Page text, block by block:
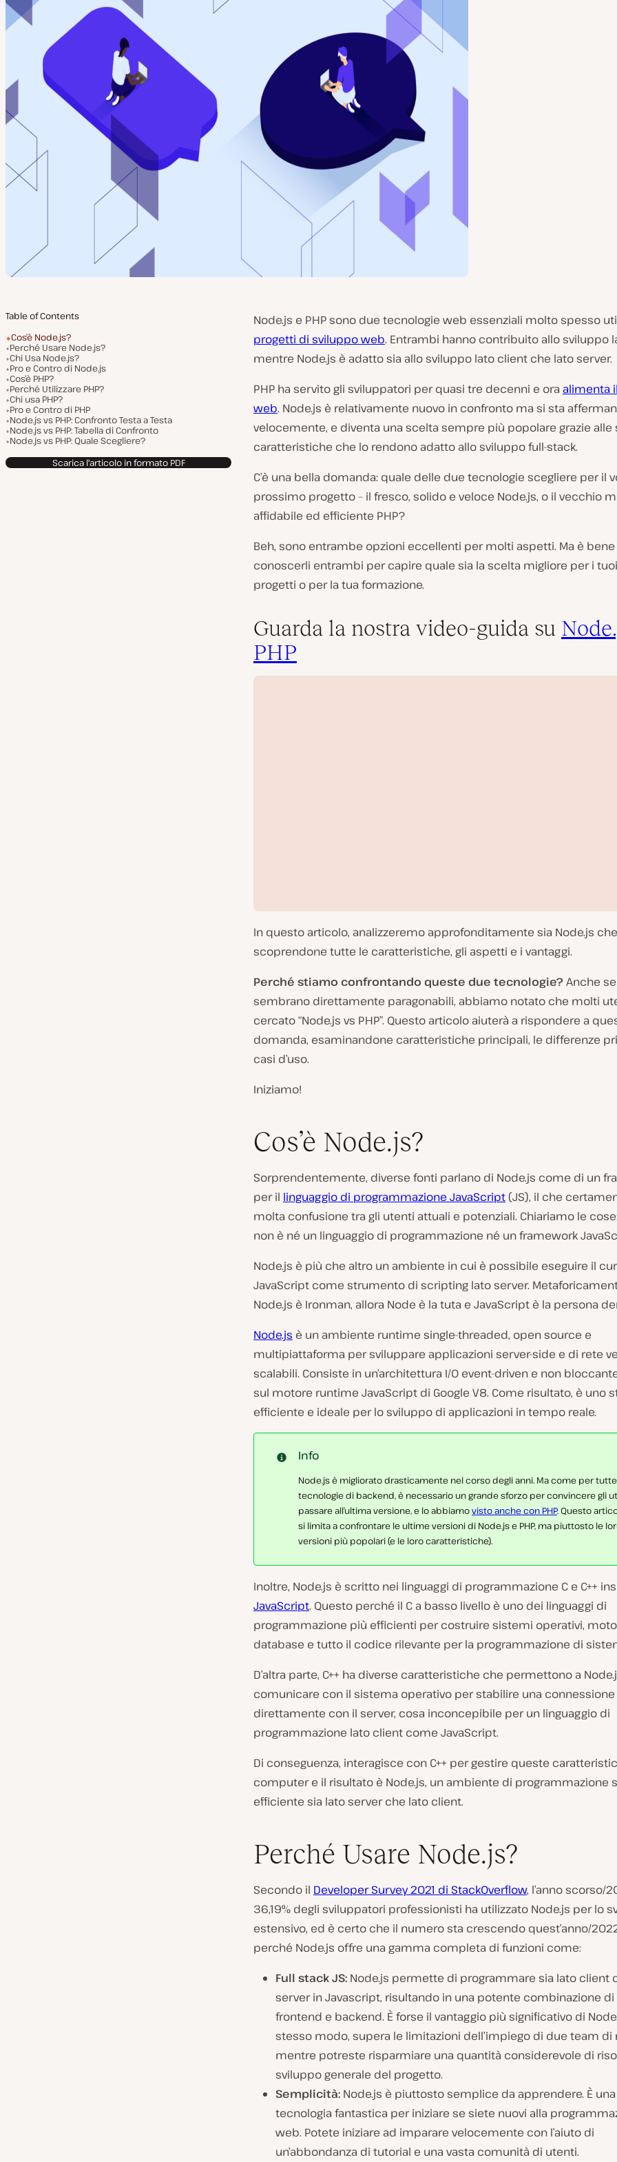
Table of Contents
Cos’è Node.js?
Perché Usare Node.js?
Chi Usa Node.js?
Pro e Contro di Node.js
Cos’è PHP?
Perché Utilizzare PHP?
Chi usa PHP?
Pro e Contro di PHP
Node.js vs PHP: Confronto Testa a Testa
Node.js vs PHP: Tabella di Confronto
Node.js vs PHP: Quale Scegliere?
Scarica l'articolo in formato PDF
Node.js e PHP sono due tecnologie web essenziali molto spesso
progetti di sviluppo web. Entrambi hanno contribuito allo sviluppo
mentre Node.js è adatto sia allo sviluppo lato client che lato server.
PHP ha servito gli sviluppatori per quasi tre decenni e ora alimenta
web. Node.js è relativamente nuovo in confronto ma si sta
velocemente, e diventa una scelta sempre più popolare grazie alle
caratteristiche che lo rendono adatto allo sviluppo full-stack.
C’è una bella domanda: quale delle due tecnologie scegliere per il
prossimo progetto – il fresco, solido e veloce Node.js, o il vecchio
affidabile ed efficiente PHP?
Beh, sono entrambe opzioni eccellenti per molti aspetti. Ma è bene
conoscerli entrambi per capire quale sia la scelta migliore per i
progetti o per la tua formazione.
Guarda la nostra video-guida su
PHP
R
i
e
o
In questo articolo, analizzeremo approfonditamente sia Node.js che
scoprendone tutte le caratteristiche, gli aspetti e i vantaggi.
Perché stiamo confrontando queste due tecnologie? Anche
sembrano direttamente paragonabili, abbiamo notato che molti
cercato “Node.js vs PHP”. Questo articolo aiuterà a rispondere a
domanda, esaminandone caratteristiche principali, le differenze
casi d’uso.
Iniziamo!
Cos’è Node.js?
Sorprendentemente, diverse fonti parlano di Node.js come di un
per il linguaggio di programmazione JavaScript (JS), il che
molta confusione tra gli utenti attuali e potenziali. Chiariamo le
non è né un linguaggio di programmazione né un framework
Node.js è più che altro un ambiente in cui è possibile eseguire il
JavaScript come strumento di scripting lato server.
Node.js è Ironman, allora Node è la tuta e JavaScript è la persona
Node.js è un ambiente runtime single-threaded, open source e
multipiattaforma per sviluppare applicazioni server-side e di rete
scalabili. Consiste in un’architettura I/O event-driven e non
sul motore runtime JavaScript di Google V8. Come risultato, è uno
efficiente e ideale per lo sviluppo di applicazioni in tempo reale.
Info
Node.js è migliorato drasticamente nel corso degli anni. Ma come per
tecnologie di backend, è necessario un grande sforzo per convincere gli
passare all’ultima versione, e lo abbiamovisto anche con PHP. Questo
si limita a confrontare le ultime versioni di Node.js e PHP, ma piuttosto le
versioni più popolari (e le loro caratteristiche).
Inoltre, Node.js è scritto nei linguaggi di programmazione C e C++
JavaScript. Questo perché il C a basso livello è uno dei linguaggi di
programmazione più efficienti per costruire sistemi operativi,
database e tutto il codice rilevante per la programmazione di
D’altra parte, C++ ha diverse caratteristiche che permettono a
comunicare con il sistema operativo per stabilire una
direttamente con il server, cosa inconcepibile per un linguaggio di
programmazione lato client come JavaScript.
Di conseguenza, interagisce con C++ per gestire queste
computer e il risultato è Node.js, un ambiente di programmazione
efficiente sia lato server che lato client.
Perché Usare Node.js?
Secondo il Developer Survey 2021 di StackOverflow, l’anno scorso/
36,19% degli sviluppatori professionisti ha utilizzato Node.js per lo
estensivo, ed è certo che il numero sta crescendo quest’anno/
perché Node.js offre una gamma completa di funzioni come:
Full stack JS: Node.js permette di programmare sia lato client
server in Javascript, risultando in una potente combinazione
frontend e backend. È forse il vantaggio più significativo di
stesso modo, supera le limitazioni dell’impiego di due team di
mentre potreste risparmiare una quantità considerevole di
sviluppo generale del progetto.
Semplicità: Node.js è piuttosto semplice da apprendere. È una
tecnologia fantastica per iniziare se siete nuovi alla
web. Potete iniziare ad imparare velocemente con l’aiuto di
un’abbondanza di tutorial e una vasta comunità di utenti.